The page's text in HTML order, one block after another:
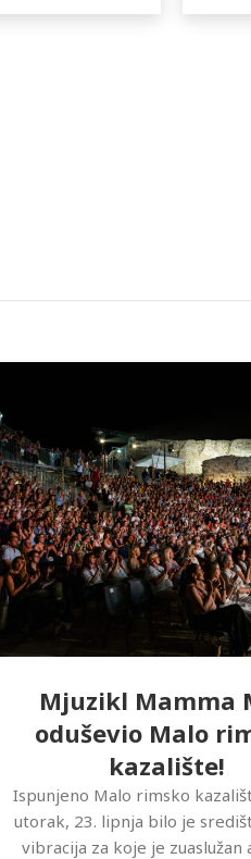
Mjuzikl Mamma
oduševio Malo
kazalište!
Ispunjeno Malo rimsko
utorak, 23. lipnja bilo je
vibracija za koje je zuaslužan